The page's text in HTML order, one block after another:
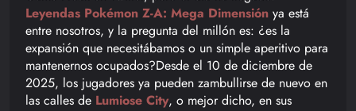
Leyendas Pokémon Z-A: Mega Dimensión ya está
entre nosotros, y la pregunta del millón es: ¿es la
expansión que necesitábamos o un simple aperitivo para
mantenernos ocupados?Desde el 10 de diciembre de
2025, los jugadores ya pueden zambullirse de nuevo en
las calles de Lumiose City, o mejor dicho, en sus